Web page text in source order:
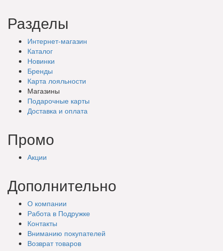
Разделы
Интернет-магазин
Каталог
Новинки
Бренды
Карта лояльности
Магазины
Подарочные карты
Доставка и оплата
Промо
Акции
Дополнительно
О компании
Работа в Подружке
Контакты
Вниманию покупателей
Возврат товаров